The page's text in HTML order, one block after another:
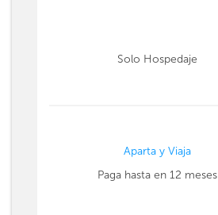
Solo Hospedaje
Aparta y Viaja
Paga hasta en 12 meses